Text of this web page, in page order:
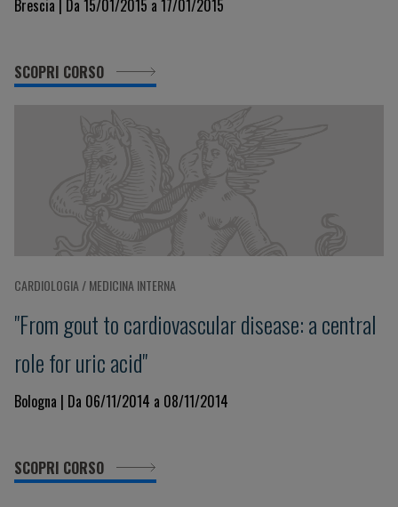
Brescia | Da 15/01/2015 a 17/01/2015
SCOPRI CORSO
CARDIOLOGIA / MEDICINA INTERNA
"From gout to cardiovascular disease: a central
role for uric acid"
Bologna | Da 06/11/2014 a 08/11/2014
SCOPRI CORSO